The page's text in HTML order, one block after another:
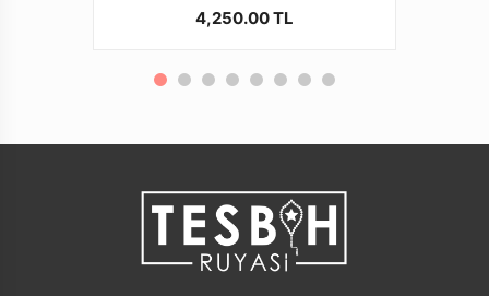
tesbihruyasi.com.tr Güvencesiyle güvenle alışveriş
4,250.00 TL